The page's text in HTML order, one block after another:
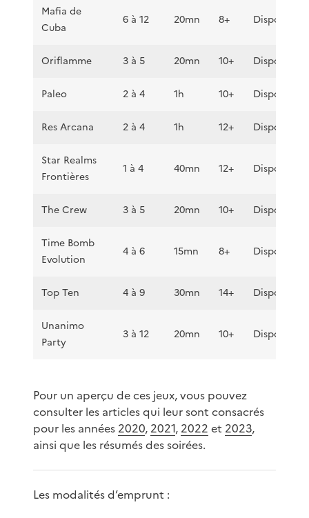
Mafia de
Cuba
6 à 12 20mn 8+ Disponible
Oriflamme 3 à 5 20mn 10+ Disponible
Paleo 2 à 4 1h 10+ Disponible
Res Arcana 2 à 4 1h 12+ Disponible
Star Realms
Frontières
1 à 4 40mn 12+ Disponible
The Crew 3 à 5 20mn 10+ Disponible
Time Bomb
Evolution
4 à 6 15mn 8+ Disponible
Top Ten 4 à 9 30mn 14+ Disponible
Unanimo
Party
3 à 12 20mn 10+ Disponible
Pour un aperçu de ces jeux, vous pouvez
consulter les articles qui leur sont consacrés
pour les années 2020, 2021, 2022 et 2023,
ainsi que les résumés des soirées.
Les modalités d’emprunt :